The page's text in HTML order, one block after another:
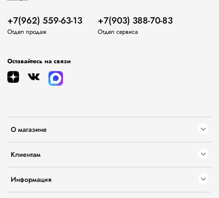
О магазине
Клиентам
Информация
+7(962) 559-63-13
Отдел продаж
+7(903) 388-70-83
Отдел сервиса
Оставайтесь на связи